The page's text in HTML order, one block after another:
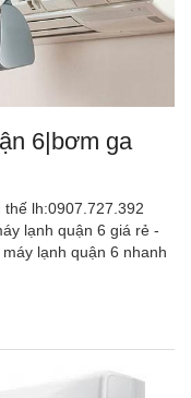
6|bơm ga
lh:0907.727.392
lạnh quận 6 giá rẻ -
lạnh quận 6 nhanh